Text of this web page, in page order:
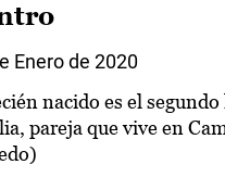
Enero de 2020
nacido es el segundo
pareja que vive en